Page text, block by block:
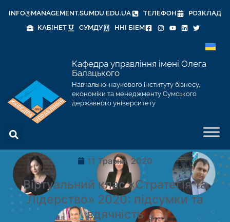
INFO@MANAGEMENT.SUMDU.EDU.UA ТЕЛЕФОН
РОЗКЛАД
КАБІНЕТ
СУМДУ ННІ БІЕМ
Кафедра управління імені Олега
Балацького
Навчально-наукового інституту бізнесу,
економіки та менеджменту Сумського
державного університету
11 Травня, 2020
Віртуальний клас «Стратегія та
Лідерство» 2020: підсумки та
вдячність